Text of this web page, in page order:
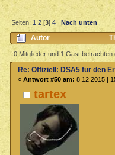
Seiten:1 2[3]4 Nach unten
Autor
Erzählerischen Spielstil ->
29122 mal)
0 Mitglieder und 1 Gast betrachten
tartex
Re: Offiziell: DSA5 für den
« Antwort #50 am: 8.12.2015 |